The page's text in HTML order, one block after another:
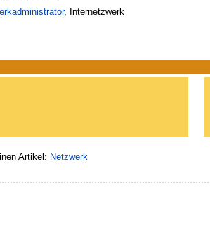
, Internetzwerk
Artikel: Netzwerk